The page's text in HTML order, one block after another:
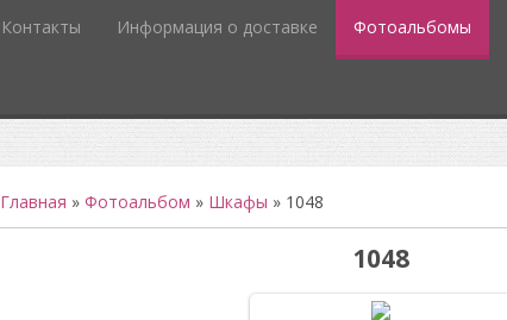
Контакты Информация о доставке Фотоальбомы
Главная » Фотоальбом » Шкафы » 1048
1048